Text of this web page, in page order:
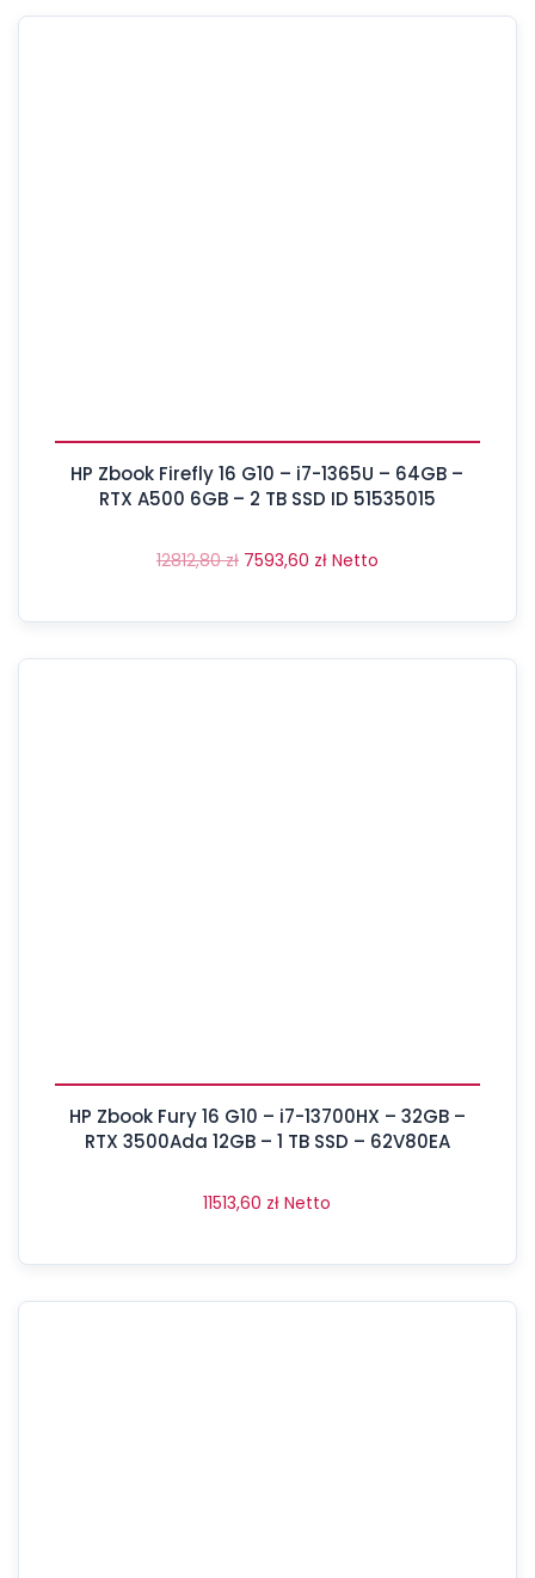
HP Zbook Firefly 16 G10 – i7-1365U – 64GB –
RTX A500 6GB – 2 TB SSD ID 51535015
12812,80zł 7593,60 zł Netto
HP Zbook Fury 16 G10 – i7-13700HX – 32GB –
RTX 3500Ada 12GB – 1 TB SSD – 62V80EA
11513,60 zł Netto